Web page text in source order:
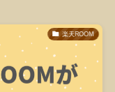
楽天ROOM